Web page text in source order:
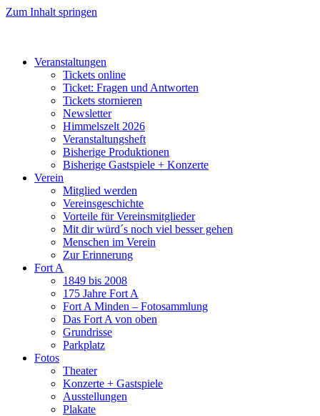
Zum Inhalt springen
Veranstaltungen
Tickets online
Ticket: Fragen und Antworten
Tickets stornieren
Newsletter
Himmelszelt 2026
Veranstaltungsheft
Bisherige Produktionen
Bisherige Gastspiele + Konzerte
Verein
Mitglied werden
Vereinsgeschichte
Vorteile für Vereinsmitglieder
Mit dir würd´s noch viel besser gehen
Menschen im Verein
Zur Erinnerung
Fort A
1849 bis 2008
175 Jahre Fort A
Fort A Minden – Fotosammlung
Das Fort A von oben
Grundrisse
Parkplatz
Fotos
Theater
Konzerte + Gastspiele
Ausstellungen
Plakate